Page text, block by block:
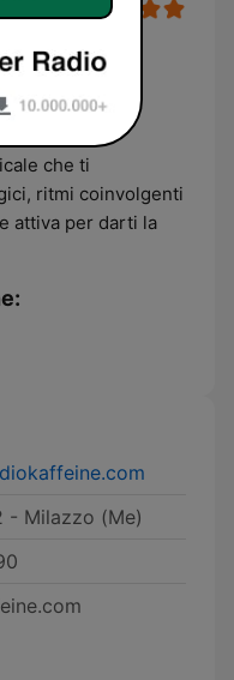
che ti
ritmi coinvolgenti
attiva per darti la
- Milazzo (Me)